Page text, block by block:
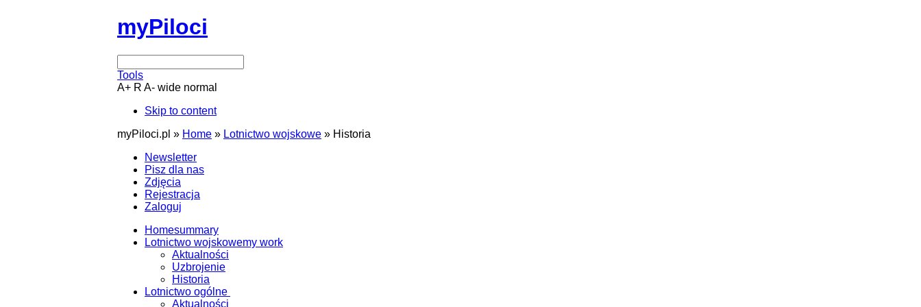
myPiloci
Tools
A+ R A- wide normal
Skip to content
myPiloci.pl » Home » Lotnictwo wojskowe » Historia
Newsletter
Pisz dla nas
Zdjęcia
Rejestracja
Zaloguj
Homesummary
Lotnictwo wojskowemy work
Aktualności
Uzbrojenie
Historia
Lotnictwo ogólne
Aktualności